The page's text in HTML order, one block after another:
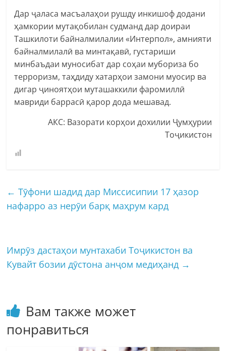
Дар ҷаласа масъалаҳои рушду инкишоф додани
ҳамкории мутақобилан судманд дар доираи
Ташкилоти байналмилалии «Интерпол», амнияти
байналмилалӣ ва минтақавӣ, густариши
минбаъдаи муносибат дар соҳаи мубориза бо
терроризм, таҳдиду хатарҳои замони муосир ва
дигар ҷиноятҳои муташаккили фаромиллӣ
мавриди баррасӣ қарор дода мешавад.
АКС: Вазорати корҳои дохилии Ҷумҳурии
Тоҷикистон
← Тӯфони шадид дар Миссисипии 17 ҳазор
нафарро аз нерӯи барқ маҳрум кард
Имрӯз дастаҳои мунтахаби Тоҷикистон ва
Кувайт бозии дӯстона анҷом медиҳанд →
Вам также может
понравиться